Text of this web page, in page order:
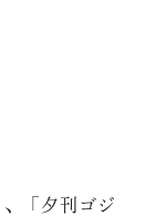
「夕刊ゴジ